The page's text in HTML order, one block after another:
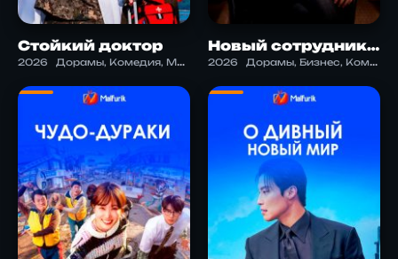
Стойкий доктор
2026 Дорамы, Комедия, Медицина, Романтика
Новый сотрудник, председатель Кан
2026 Дорамы, Бизнес, Комедия, Мистика, Фэнтези